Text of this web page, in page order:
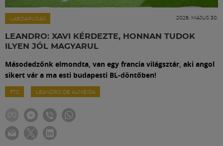
LABDARÚGÁS 2026. MÁJUS 30.
LEANDRO: XAVI KÉRDEZTE, HONNAN TUDOK
ILYEN JÓL MAGYARUL
Másodedzőnk elmondta, van egy francia világsztár, aki angol
sikert vár a ma esti budapesti BL-döntőben!
FTC LEANDRO DE ALMEIDA
Labdarúgás
Meccscenter
Klub